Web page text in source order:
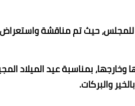
للمجلس، حيث تم مناقشة
بمناسبة عيد الميلاد
والبركات.